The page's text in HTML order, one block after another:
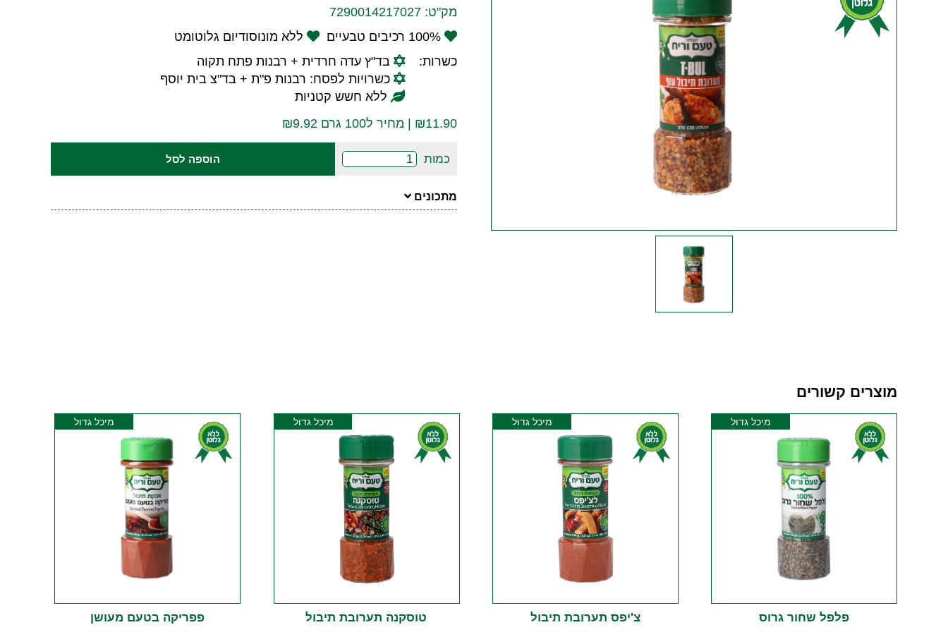
מק"ט: 7290014217027
100% רכיבים טבעיים
ללא מונוסודיום גלוטומט
כשרות:
בד"ץ עדה חרדית + רבנות פתח תקוה
כשרויות לפסח: רבנות פ"ת + בד"צ בית יוסף
ללא חשש קטניות
₪11.90 | מחיר ל100 גרם ₪9.92
כמות הוספה לסל
מתכונים
מוצרים קשורים
מיכל גדול
פלפל שחור גרוס
מיכל גדול
צ'יפס תערובת תיבול
מיכל גדול
טוסקנה תערובת תיבול
מיכל גדול
פפריקה בטעם מעושן